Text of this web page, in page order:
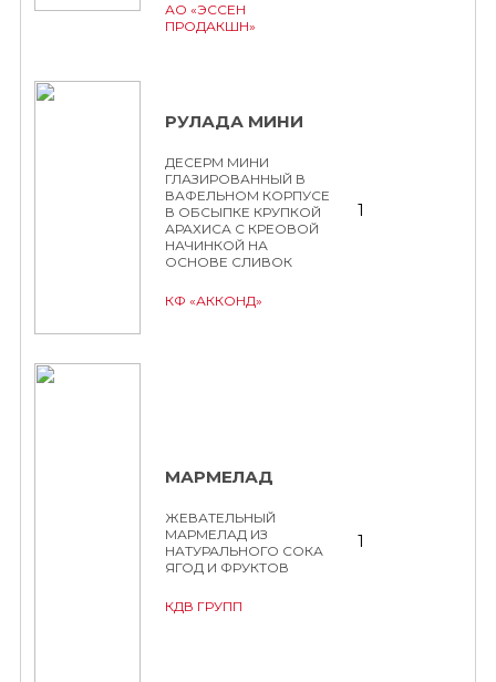
АО «ЭССЕН
ПРОДАКШН»
РУЛАДА МИНИ
ДЕСЕРМ МИНИ
ГЛАЗИРОВАННЫЙ В
ВАФЕЛЬНОМ КОРПУСЕ
В ОБСЫПКЕ КРУПКОЙ
АРАХИСА С КРЕОВОЙ
НАЧИНКОЙ НА
ОСНОВЕ СЛИВОК
КФ «АККОНД»
1
МАРМЕЛАД
ЖЕВАТЕЛЬНЫЙ
МАРМЕЛАД ИЗ
НАТУРАЛЬНОГО СОКА
ЯГОД И ФРУКТОВ
КДВ ГРУПП
1